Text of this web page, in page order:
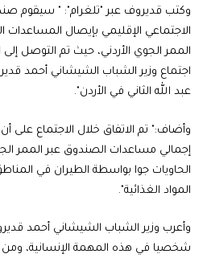
وكتب قديروف عبر "تلغرام": " سيقوم
الاجتماعي الإقليمي بإيصال المساعدات
الممر الجوي الأردني، حيث تم التوصل إلى
اجتماع وزير الشباب الشيشاني أحمد
عبد الله الثاني في الأردن".
وأضاف:" تم الاتفاق خلال الاجتماع على
إجمالي مساعدات الصندوق عبر الممر
الحاويات جوا بواسطة الطيران في
المواد الغذائية".
وأعرب وزير الشباب الشيشاني أحمد
شخصيا في هذه المهمة الإنسانية، ومن